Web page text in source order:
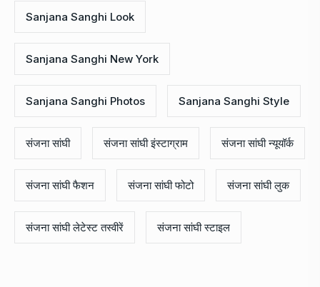
Sanjana Sanghi Look
Sanjana Sanghi New York
Sanjana Sanghi Photos Sanjana Sanghi Style
संजना सांघी संजना सांघी इंस्टाग्राम संजना सांघी न्यूयॉर्क
संजना सांघी फैशन संजना सांघी फोटो संजना सांघी लुक
संजना सांघी लेटेस्ट तस्वीरें संजना सांघी स्टाइल